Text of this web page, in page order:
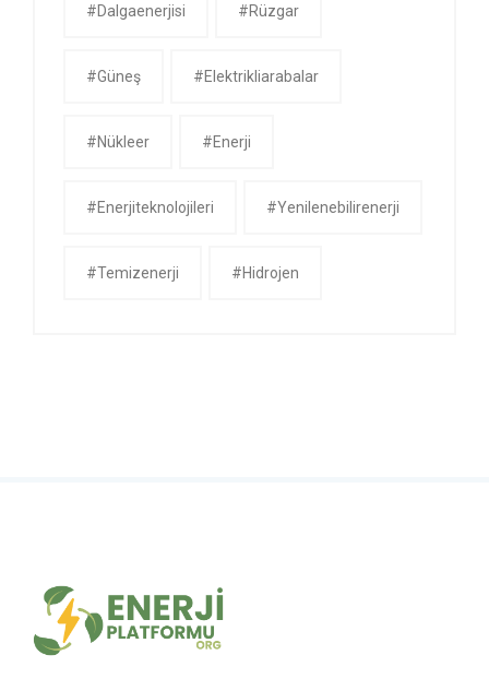
#dalgaenerjisi #rüzgar
#güneş #Elektrikliarabalar
#nükleer #Enerji
#enerjiteknolojileri #yenilenebilirenerji
#temizenerji #Hidrojen